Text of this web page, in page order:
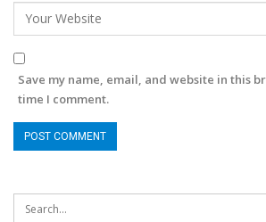
Save my name, email, and website in this
time I comment.